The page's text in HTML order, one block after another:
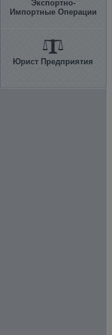
Экспортно-
Импортные Операции
Юрист Предприятия